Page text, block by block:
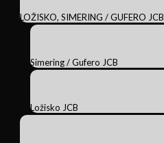
LOŽISKO, SIMERING / GUFERO JCB
Simering / Gufero JCB
Ložisko JCB